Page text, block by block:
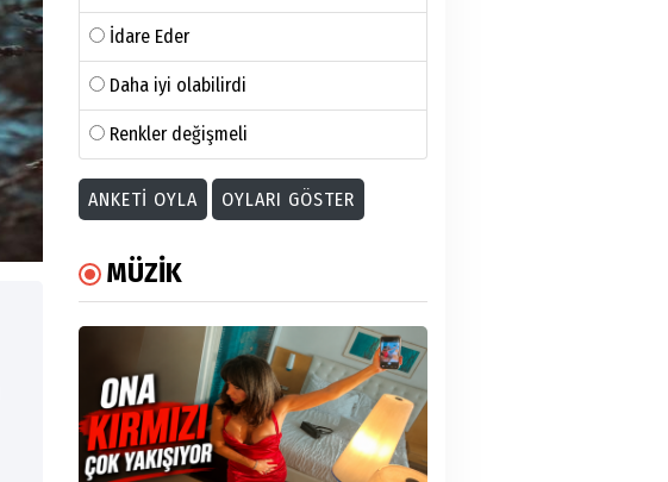
İdare Eder
Daha iyi olabilirdi
Renkler değişmeli
ANKETI OYLA OYLARI GÖSTER
MÜZİK